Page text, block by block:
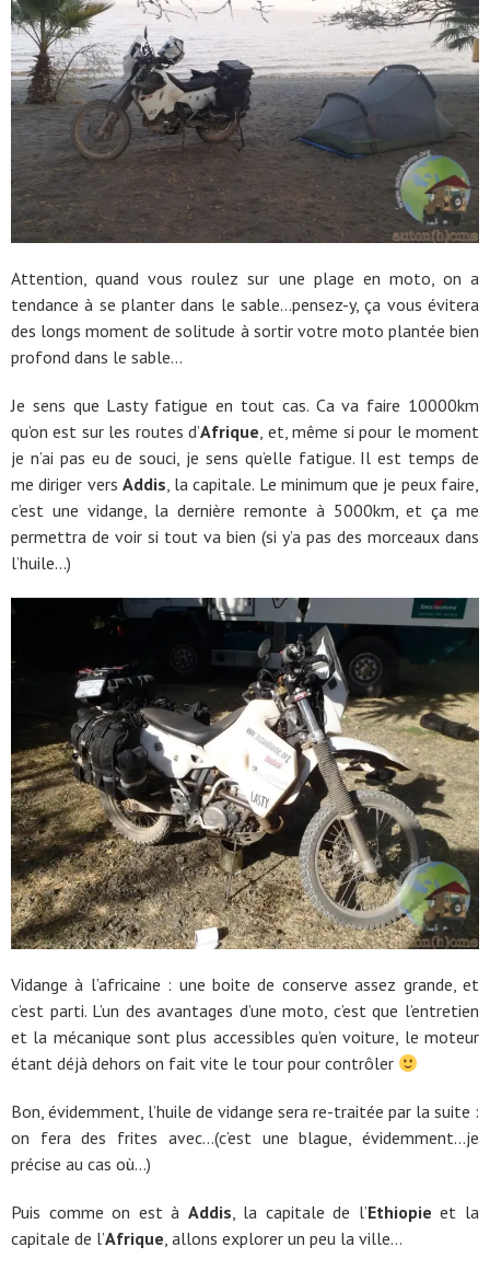
Attention, quand vous roulez sur une plage en moto, on a
tendance à se planter dans le sable…pensez-y, ça vous évitera
des longs moment de solitude à sortir votre moto plantée bien
profond dans le sable…
Je sens que Lasty fatigue en tout cas. Ca va faire 10000km
qu’on est sur les routes d’Afrique, et, même si pour le moment
je n’ai pas eu de souci, je sens qu’elle fatigue. Il est temps de
me diriger vers Addis, la capitale. Le minimum que je peux faire,
c’est une vidange, la dernière remonte à 5000km, et ça me
permettra de voir si tout va bien (si y’a pas des morceaux dans
l’huile…)
Vidange à l’africaine : une boite de conserve assez grande, et
c’est parti. L’un des avantages d’une moto, c’est que l’entretien
et la mécanique sont plus accessibles qu’en voiture, le moteur
étant déjà dehors on fait vite le tour pour contrôler
Bon, évidemment, l’huile de vidange sera re-traitée par la suite :
on fera des frites avec…(c’est une blague, évidemment…je
précise au cas où…)
Puis comme on est à Addis, la capitale de l’Ethiopie et la
capitale de l’Afrique, allons explorer un peu la ville…